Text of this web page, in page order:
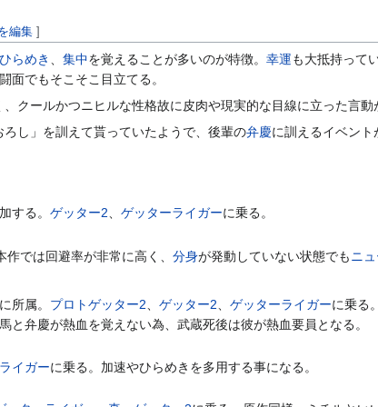
編集 ]
ひらめき 集中を覚えることが多いのが特徴。 幸運も大抵持って
面でもそこそこ目立てる。
クールかつニヒルな性格故に皮肉や現実的な目線に立った言動
し」を訓えて貰っていたようで、後輩の弁慶に訓えるイベント
する。ゲッター2、ゲッターライガーに乗る。
作では回避率が非常に高く、 分身が発動していない状態でもニ
に所属。 プロトゲッター2 、ゲッター2 、ゲッターライガーに乗る
と弁慶が熱血を覚えない為、武蔵死後は彼が熱血要員となる。
イガーに乗る。加速やひらめきを多用する事になる。